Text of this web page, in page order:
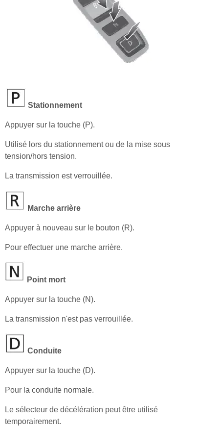
Stationnement
Appuyer sur la touche (P).
Utilisé lors du stationnement ou de la mise sous
tension/hors tension.
La transmission est verrouillée.
Marche arrière
Appuyer à nouveau sur le bouton (R).
Pour effectuer une marche arrière.
Point mort
Appuyer sur la touche (N).
La transmission n'est pas verrouillée.
Conduite
Appuyer sur la touche (D).
Pour la conduite normale.
Le sélecteur de décélération peut être utilisé
temporairement.